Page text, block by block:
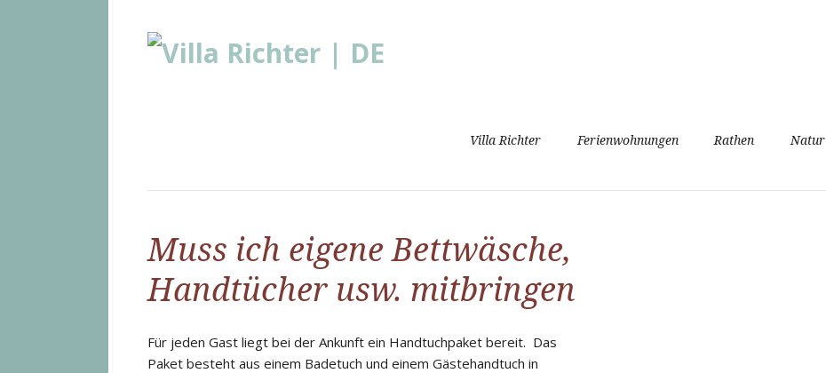
Navigation
Villa Richter Ferienwohnungen Rathen Natur
Muss ich eigene Bettwäsche,
Handtücher usw. mitbringen
Für jeden Gast liegt bei der Ankunft ein Handtuchpaket bereit. Das
Paket besteht aus einem Badetuch und einem Gästehandtuch in